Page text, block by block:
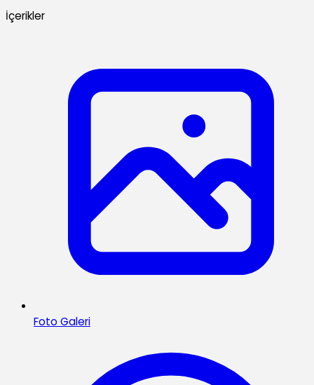
İçerikler
Foto Galeri